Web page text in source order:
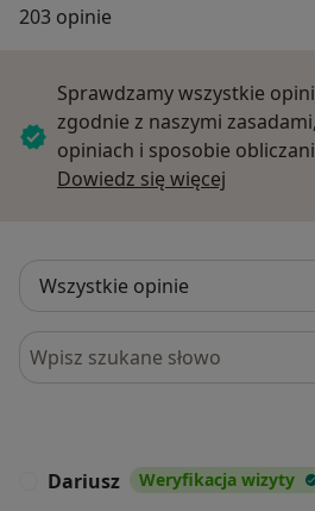
203 opinie
Sprawdzamy wszystkie
zgodnie z naszymi
opiniach i sposobie
Dowiedz się więcej
Szukaj w opiniach
Dariusz Weryfikacja wizyty